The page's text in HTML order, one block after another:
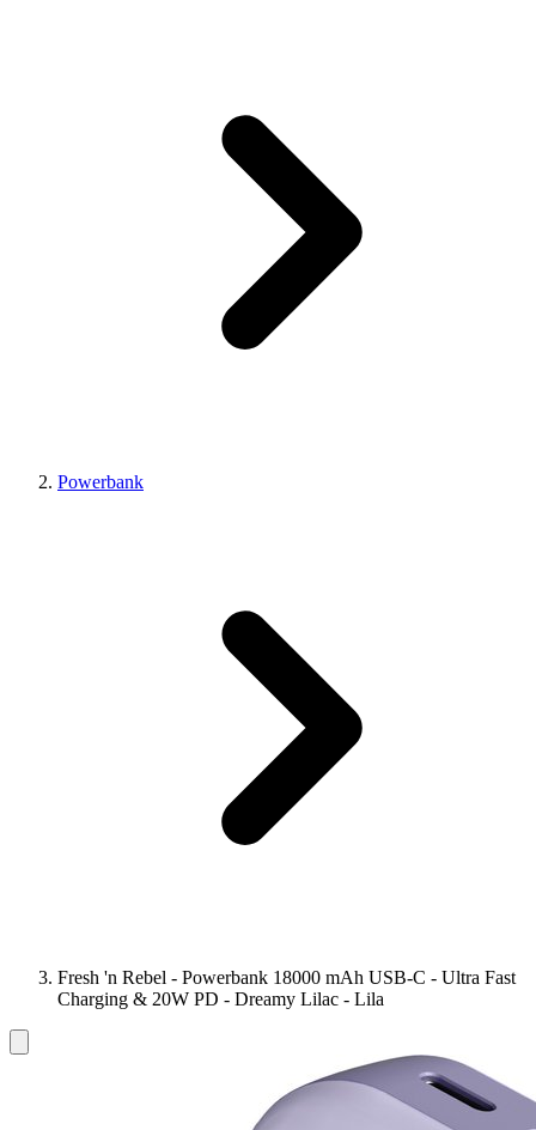
Powerbank
Fresh 'n Rebel - Powerbank 18000 mAh USB-C - Ultra Fast
Charging & 20W PD - Dreamy Lilac - Lila